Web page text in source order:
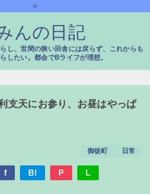
=
んの日記
し、世間の狭い田舎には戻らず、これからも
したい。都会でBライフが理想。
支天にお参り、お昼はやっぱ
御徒町
日常
f B! P L